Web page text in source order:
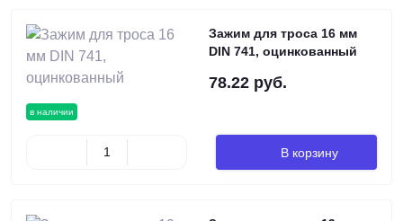
в наличии
Зажим для троса 16 мм
DIN 741, оцинкованный
78.22 руб.
В корзину